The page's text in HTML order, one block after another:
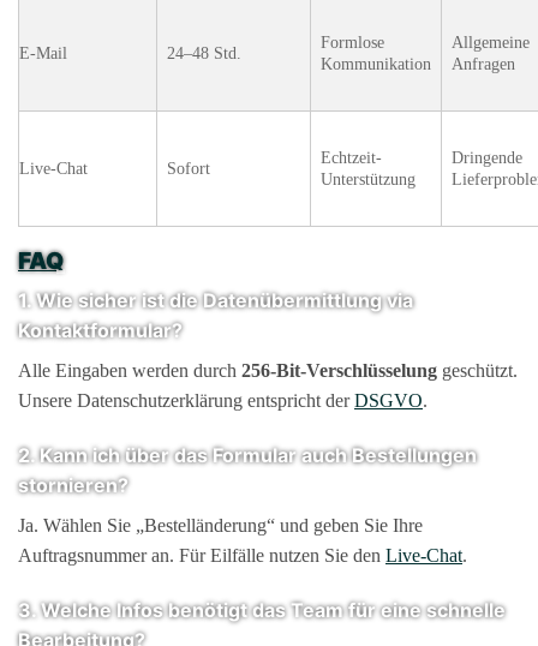
E-Mail 24–48 Std.
Formlose
Kommunikation
Allgemeine
Anfragen
Live-Chat Sofort
Echtzeit-
Unterstützung
Dringende
FAQ
1. Wie sicher ist die Datenübermittlung via
Kontaktformular?
Alle Eingaben werden durch 256-Bit-Verschlüsselung geschützt.
Unsere Datenschutzerklärung entspricht derDSGVO.
2. Kann ich über das Formular auch Bestellungen
stornieren?
Ja. Wählen Sie „Bestelländerung“ und geben Sie Ihre
Auftragsnummer an. Für Eilfälle nutzen Sie den Live-Chat.
3. Welche Infos benötigt das Team für eine schnelle
Bearbeitung?